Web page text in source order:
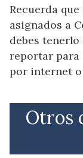
Recuerda
asignados a
debes tenerlo
reportar para
por internet
Otros